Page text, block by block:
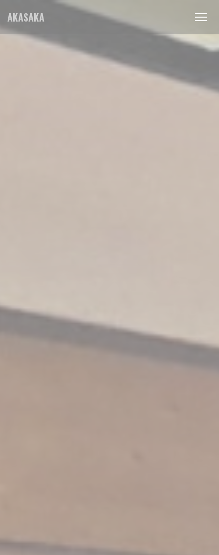
Personalizzazione delle tue scelte sui cookie
AKASAKA